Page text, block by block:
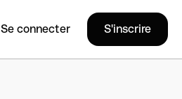
Se connecter S'inscrire